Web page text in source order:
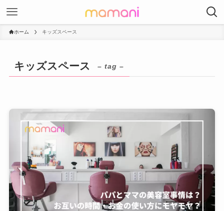
ホーム キッズスペース
キッズスペース – tag –